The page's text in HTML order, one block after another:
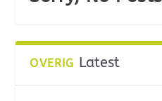
OVERIG Latest